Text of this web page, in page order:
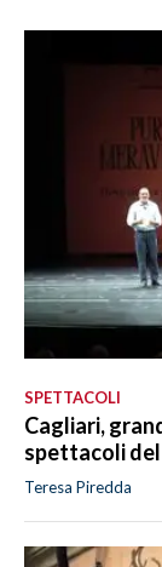
SPETTACOLI
Cagliari,
spettacoli
Teresa Piredda